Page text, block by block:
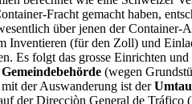
Fracht gemacht haben,
über jenen der
(für den Zoll) und
Es folgt das grosse Einrichten
Gemeindebehörde (wegen
der Auswanderung ist der
der Direcciòn General de